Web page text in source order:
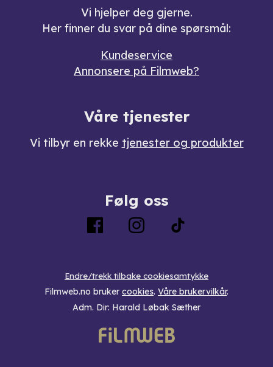
Vi hjelper deg gjerne.
Her finner du svar på dine spørsmål:
Kundeservice
Annonsere på Filmweb?
Våre tjenester
Vi tilbyr en rekke tjenester og produkter
Følg oss
Endre/trekk tilbake cookiesamtykke
Filmweb.no bruker cookies. Våre brukervilkår.
Adm. Dir: Harald Løbak Sæther